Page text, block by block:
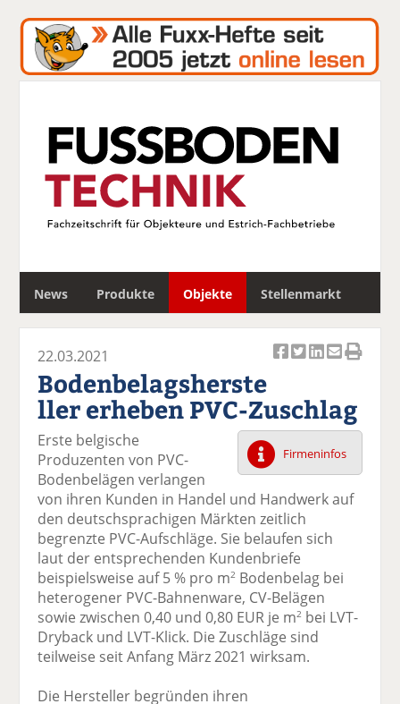
News Produkte Objekte Stellenmarkt
c
k
el
a
uf
ac
e
b
o
o
k
te
il
e
k
el
t
wi
tt
er
n
k
el
a
uf
n
k
e
n
te
il
e
n
k
el
p
er
m
ai
l
er
se
n
k
el
D
ru
ck
e
22.03.2021
Bodenbelagsherste
ller erheben PVC-Zuschlag
Firmeninfos
Erste belgische
Produzenten von PVC-
Bodenbelägen verlangen
von ihren Kunden in Handel und Handwerk auf
den deutschsprachigen Märkten zeitlich
begrenzte PVC-Aufschläge. Sie belaufen sich
laut der entsprechenden Kundenbriefe
beispielsweise auf 5 % pro m2 Bodenbelag bei
heterogener PVC-Bahnenware, CV-Belägen
sowie zwischen 0,40 und 0,80 EUR je m2 bei LVT-
Dryback und LVT-Klick. Die Zuschläge sind
teilweise seit Anfang März 2021 wirksam.
Die Hersteller begründen ihren